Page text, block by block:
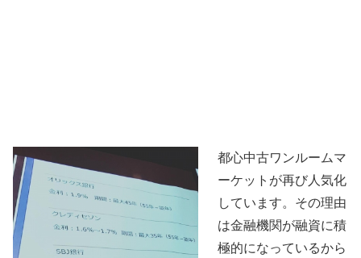
都心中古ワンルームマ
ーケットが再び人気化
しています。その理由
は金融機関が融資に積
極的になっているから